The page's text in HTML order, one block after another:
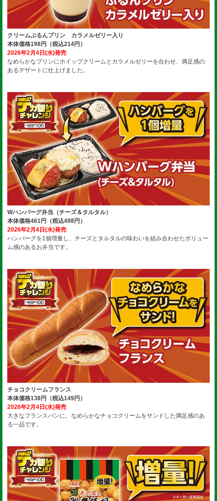
クリームぷるんプリン カラメルゼリー入り
本体価格198円（税込214円）
2026年2月4日(水)発売
なめらかなプリンにホイップクリームとカラメルゼリーを合わせ、満足感の
あるデザートに仕上げました。
Wハンバーグ弁当（チーズ＆タルタル）
本体価格461円（税込498円）
2026年2月4日(水)発売
ハンバーグを1個増量し、チーズとタルタルの味わいを組み合わせたボリュー
ム感のあるお弁当です。
チョコクリームフランス
本体価格138円（税込149円）
2026年2月4日(水)発売
大きなフランスパンに、なめらかなチョコクリームをサンドした満足感のあ
る一品です。